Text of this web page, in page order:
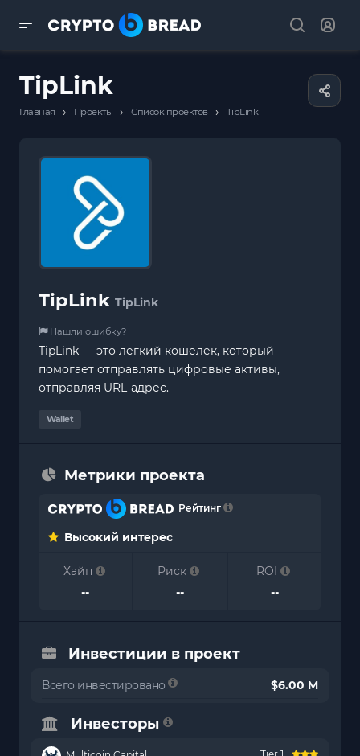
TipLink
Главная › Проекты › Список проектов › TipLink
TipLink TipLink
Нашли ошибку?
TipLink — это легкий кошелек, который
помогает отправлять цифровые активы,
отправляя URL-адрес.
Wallet
Метрики проекта
Рейтинг
Высокий интерес
Хайп
--
Риск
--
ROI
--
Инвестиции в проект
Всего инвестировано $6.00 M
Инвесторы